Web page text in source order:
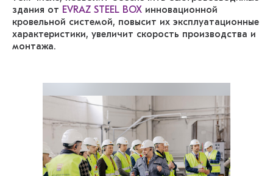
здания от EVRAZ STEEL BOX инновационной
кровельной системой, повысит их эксплуатационные
характеристики, увеличит скорость производства и
монтажа.